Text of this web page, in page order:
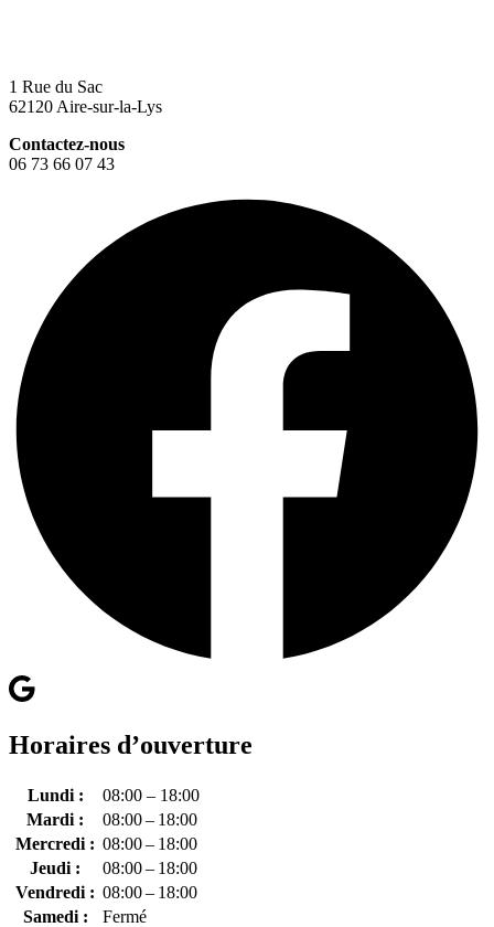
1 Rue du Sac
62120 Aire-sur-la-Lys
Contactez-nous
06 73 66 07 43
Horaires d’ouverture
Lundi :
08:00 – 18:00
Mardi :
08:00 – 18:00
Mercredi : 08:00 – 18:00
Jeudi :
08:00 – 18:00
Vendredi : 08:00 – 18:00
Samedi :
Fermé